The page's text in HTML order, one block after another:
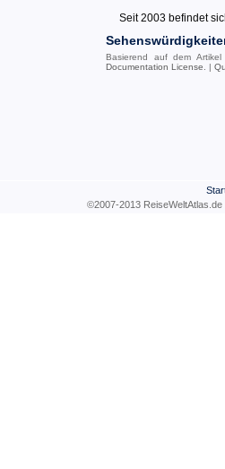
Seit 2003 befindet
Basierend auf dem
Documentation License . |
©2007-2013